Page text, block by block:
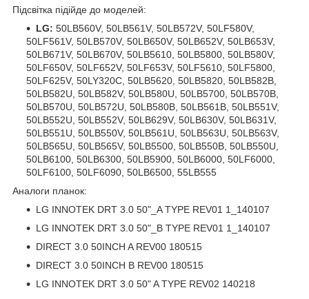
Підсвітка підійде до моделей:
LG: 50LB560V, 50LB561V, 50LB572V, 50LF580V,
50LF561V, 50LB570V, 50LB650V, 50LB652V, 50LB653V,
50LB671V, 50LB670V, 50LB5610, 50LB5800, 50LB580V,
50LF650V, 50LF652V, 50LF653V, 50LF5610, 50LF5800,
50LF625V, 50LY320C, 50LB5620, 50LB5820, 50LB582B,
50LB582U, 50LB582V, 50LB580U, 50LB5700, 50LB570B,
50LB570U, 50LB572U, 50LB580B, 50LB561B, 50LB551V,
50LB552U, 50LB552V, 50LB629V, 50LB630V, 50LB631V,
50LB551U, 50LB550V, 50LB561U, 50LB563U, 50LB563V,
50LB565U, 50LB565V, 50LB5500, 50LB550B, 50LB550U,
50LB6100, 50LB6300, 50LB5900, 50LB6000, 50LF6000,
50LF6100, 50LF6090, 50LB6500, 55LB555
Аналоги планок:
LG INNOTEK DRT 3.0 50"_A TYPE REV01 1_140107
LG INNOTEK DRT 3.0 50"_B TYPE REV01 1_140107
DIRECT 3.0 50INCH A REV00 180515
DIRECT 3.0 50INCH B REV00 180515
LG INNOTEK DRT 3.0 50" A TYPE REV02 140218